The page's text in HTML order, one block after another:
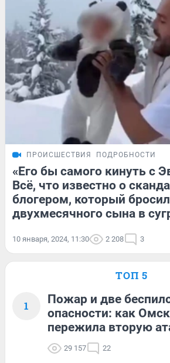
ПРОИСШЕСТВИЯ ПОДРОБНОСТИ
«Его бы самого кинуть с
Всё, что известно о
блогером, который бросил
двухмесячного сына в
10 января, 2024, 11:30 2 208 3
ТОП 5
1
Пожар и две
опасности: как
пережила вторую
29 157 22